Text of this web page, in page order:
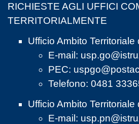
RICHIESTE AGLI UFFICI
TERRITORIALMENTE
Ufficio Ambito Territoriale
E-mail:
PEC:
Telefono: 0481
Ufficio Ambito
E-mail: